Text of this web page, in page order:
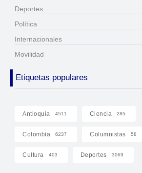
Deportes
Política
Internacionales
Movilidad
Etiquetas populares
Antioquia 4511 Ciencia 285
Colombia 6237 Columnistas 58
Cultura 403 Deportes 3069